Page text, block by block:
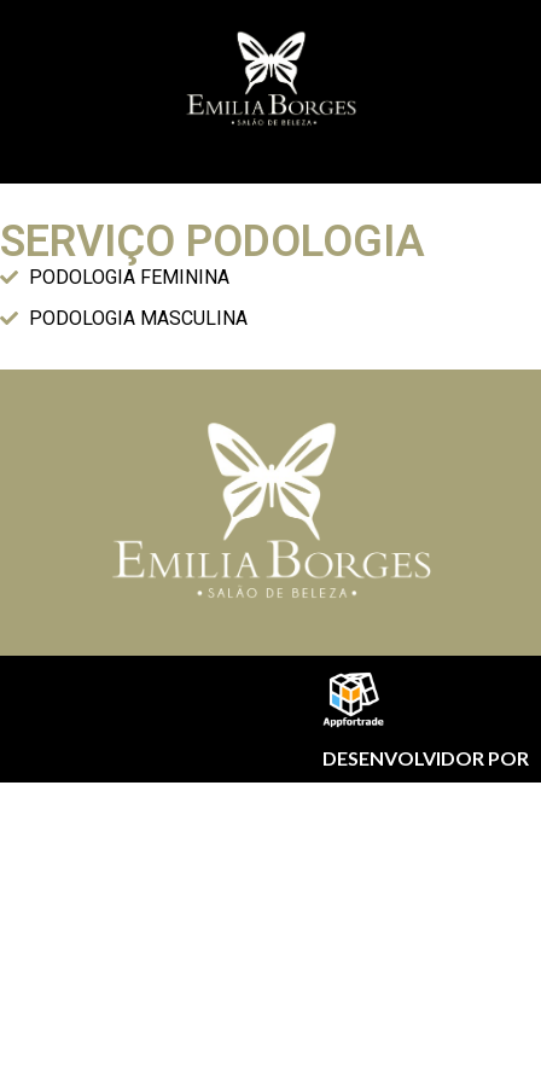
SERVIÇO PODOLOGIA
PODOLOGIA FEMININA
PODOLOGIA MASCULINA
DESENVOLVIDOR POR